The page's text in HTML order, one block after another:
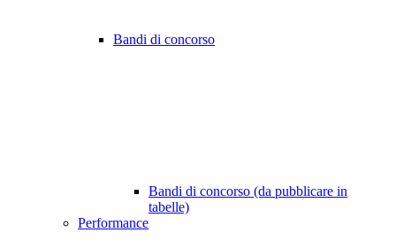
Bandi di concorso
Bandi di concorso (da pubblicare in
tabelle)
Performance